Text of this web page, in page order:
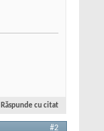
Răspunde cu citat
#2